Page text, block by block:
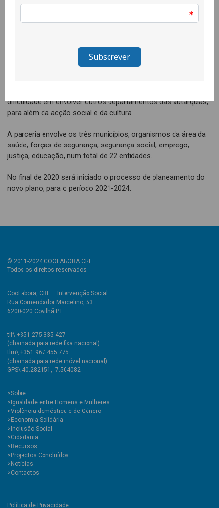
aspectos melhor conseguidos, o elevado número de
actividades realizadas nos 3 concelhos; a maior amplitude de
autarquias; a elevada adesão da comunidade às actividades e a
visibilidade pública que o tema da igualdade adquiriu. Em
termos de aspectos a melhorar foi assinalado que a equipa
dificuldade em envolver outros departamentos das autarquias,
para além da acção social e da cultura.
A parceria envolve os três municípios, organismos da área da
saúde, forças de segurança, segurança social, emprego,
justiça, educação, num total de 22 entidades.
No final de 2020 será iniciado o processo de planeamento do
novo plano, para o período 2021-2024.
© 2011-2024 COOLABORA CRL
Todos os direitos reservados
CooLabora, CRL — Intervenção Social
Rua Comendador Marcelino, 53
6200-020 Covilhã PT
tlf\ +351 275 335 427
(chamada para rede fixa nacional)
tlm\ +351 967 455 775
(chamada para rede móvel nacional)
GPS\ 40.282151, -7.504082
>Sobre
>Igualdade entre Homens e Mulheres
>Violência doméstica e de Género
>Economia Solidária
>Inclusão Social
>Cidadania
>Recursos
>Projectos Concluídos
>Notícias
>Contactos
Política de Privacidade